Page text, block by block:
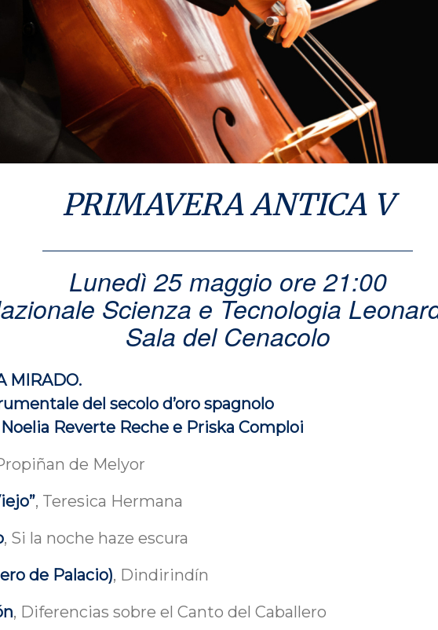
PRIMAVERA ANTICA V
Lunedì 25 maggio ore 21:00
Scienza e Tecnologia
Sala del Cenacolo
MIRADO.
del secolo d’oro spagnolo
Noelia Reverte Reche e Priska Comploi
de Melyor
, Teresica Hermana
, Si la noche haze escura
de Palacio), Dindirindín
, Diferencias sobre el Canto del Caballero